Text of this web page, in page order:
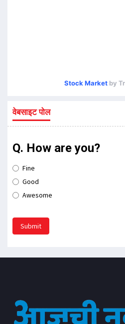
Stock Marketby
वेबसाइट पोल
Q. How are you?
Fine
Good
Awesome
Submit